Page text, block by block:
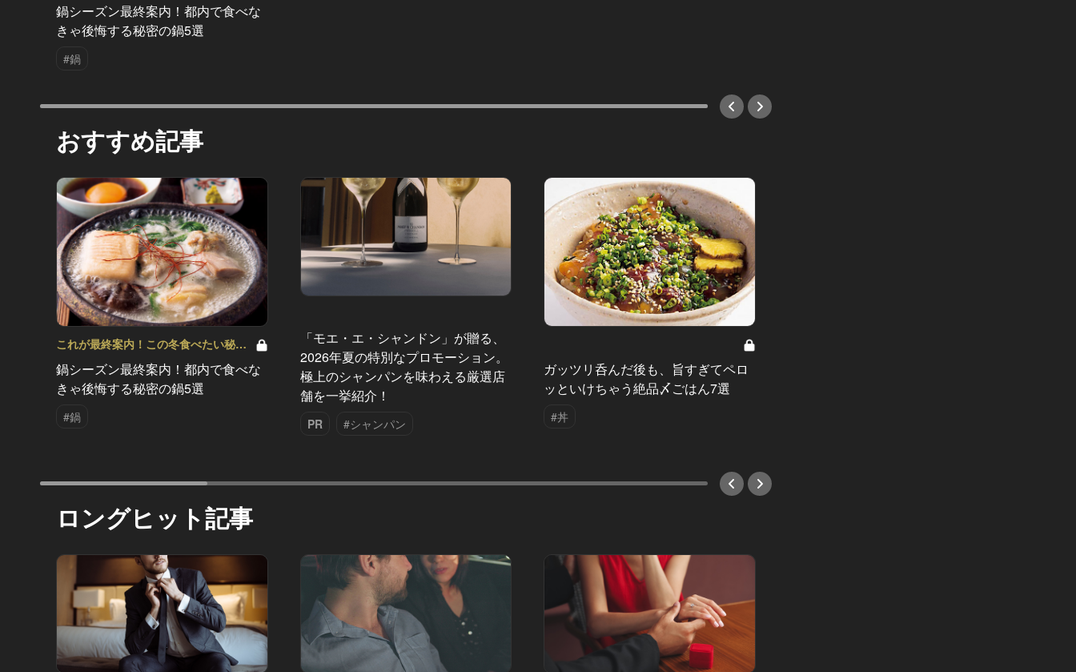
鍋シーズン最終案内！都内で食べな
きゃ後悔する秘密の鍋5選
#鍋
おすすめ記事
これが最終案内！この冬食べたい秘密
鍋シーズン最終案内！都内で食べな
きゃ後悔する秘密の鍋5選
#鍋
「モエ・エ・シャンドン」が贈る、
2026年夏の特別なプロモーション。
極上のシャンパンを味わえる厳選店
舗を一挙紹介！
PR #シャンパン
ガッツリ呑んだ後も、旨すぎてペロ
ッといけちゃう絶品〆ごはん7選
#丼
ロングヒット記事